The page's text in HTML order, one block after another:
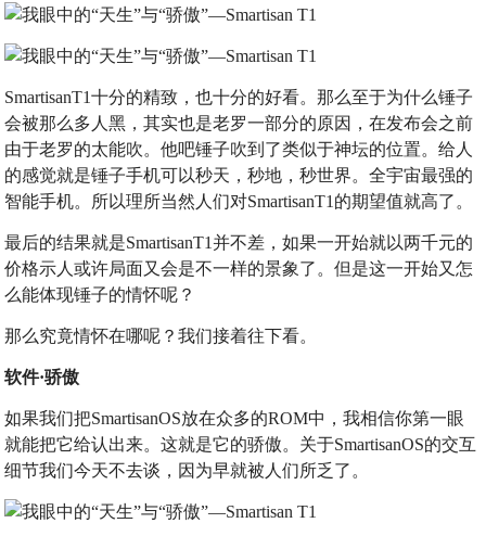
SmartisanT1十分的精致，也十分的好看。那么至于为什么锤子
会被那么多人黑，其实也是老罗一部分的原因，在发布会之前
由于老罗的太能吹。他吧锤子吹到了类似于神坛的位置。给人
的感觉就是锤子手机可以秒天，秒地，秒世界。全宇宙最强的
智能手机。所以理所当然人们对SmartisanT1的期望值就高了。
最后的结果就是SmartisanT1并不差，如果一开始就以两千元的
价格示人或许局面又会是不一样的景象了。但是这一开始又怎
么能体现锤子的情怀呢？
那么究竟情怀在哪呢？我们接着往下看。
软件·骄傲
如果我们把SmartisanOS放在众多的ROM中，我相信你第一眼
就能把它给认出来。这就是它的骄傲。关于SmartisanOS的交互
细节我们今天不去谈，因为早就被人们所乏了。